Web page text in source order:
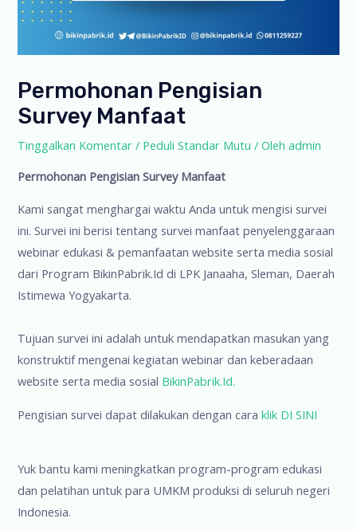
Permohonan Pengisian
Survey Manfaat
Tinggalkan Komentar / Peduli Standar Mutu / Olehadmin
Permohonan Pengisian Survey Manfaat
Kami sangat menghargai waktu Anda untuk mengisi survei
ini. Survei ini berisi tentang survei manfaat penyelenggaraan
webinar edukasi & pemanfaatan website serta media sosial
dari Program BikinPabrik.Id di LPK Janaaha, Sleman, Daerah
Istimewa Yogyakarta.
Tujuan survei ini adalah untuk mendapatkan masukan yang
konstruktif mengenai kegiatan webinar dan keberadaan
website serta media sosial BikinPabrik.Id.
Pengisian survei dapat dilakukan dengan caraklik DI SINI
Yuk bantu kami meningkatkan program-program edukasi
dan pelatihan untuk para UMKM produksi di seluruh negeri
Indonesia.